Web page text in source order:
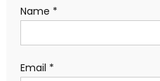
Name *
Email *